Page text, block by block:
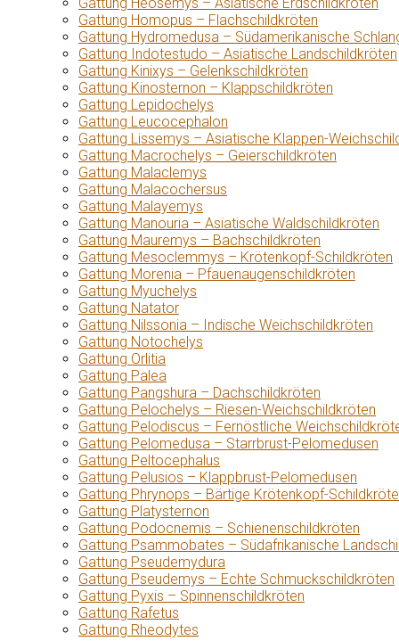
Gattung Homopus – Flachschildkröten
Gattung Hydromedusa – Südamerikanische
Gattung Indotestudo – Asiatische Landschildkröten
Gattung Kinixys – Gelenkschildkröten
Gattung Kinosternon – Klappschildkröten
Gattung Lepidochelys
Gattung Leucocephalon
Gattung Lissemys – Asiatische Klappen-
Gattung Macrochelys – Geierschildkröten
Gattung Malaclemys
Gattung Malacochersus
Gattung Malayemys
Gattung Manouria – Asiatische Waldschildkröten
Gattung Mauremys – Bachschildkröten
Gattung Mesoclemmys – Krötenkopf-Schildkröten
Gattung Morenia – Pfauenaugenschildkröten
Gattung Myuchelys
Gattung Natator
Gattung Nilssonia – Indische Weichschildkröten
Gattung Notochelys
Gattung Orlitia
Gattung Palea
Gattung Pangshura – Dachschildkröten
Gattung Pelochelys – Riesen-Weichschildkröten
Gattung Pelodiscus – Fernöstliche
Gattung Pelomedusa – Starrbrust-Pelomedusen
Gattung Peltocephalus
Gattung Pelusios – Klappbrust-Pelomedusen
Gattung Phrynops – Bärtige Krötenkopf-
Gattung Platysternon
Gattung Podocnemis – Schienenschildkröten
Gattung Psammobates – Südafrikanische
Gattung Pseudemydura
Gattung Pseudemys – Echte Schmuckschildkröten
Gattung Pyxis – Spinnenschildkröten
Gattung Rafetus
Gattung Rheodytes